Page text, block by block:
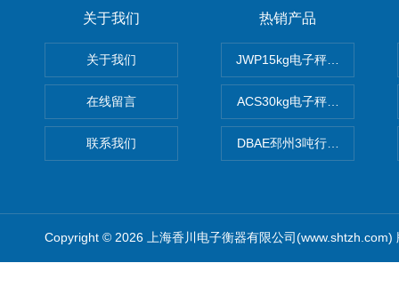
关于我们
关于我们
在线留言
联系我们
热销产品
JWP15kg电子秤价格,15公
ACS30kg电子秤价格,30公
DBAE邳州3吨行车电子吊秤
Copyright © 2026 上海香川电子衡器有限公司(www.shtzh.com)